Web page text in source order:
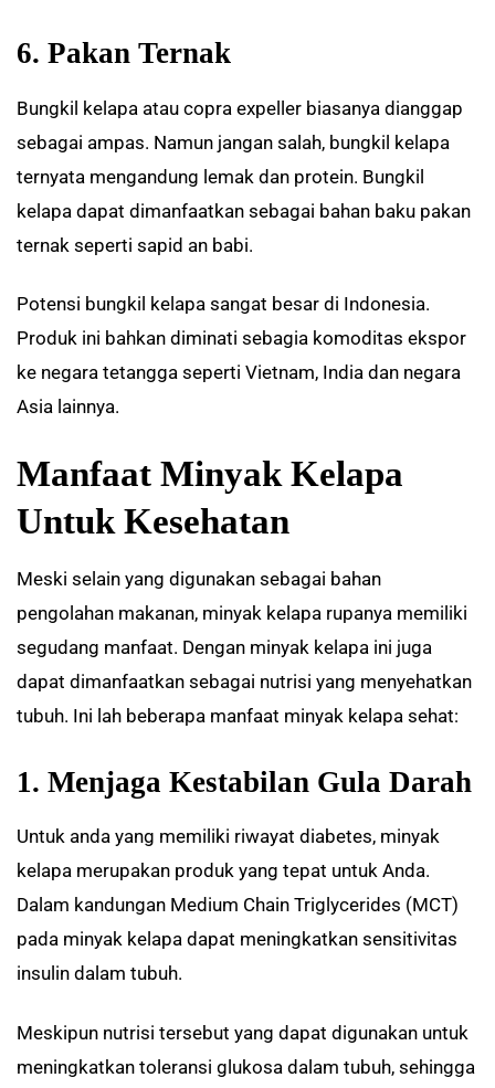
6. Pakan Ternak
Bungkil kelapa atau copra expeller biasanya dianggap
sebagai ampas. Namun jangan salah, bungkil kelapa
ternyata mengandung lemak dan protein. Bungkil
kelapa dapat dimanfaatkan sebagai bahan baku pakan
ternak seperti sapid an babi.
Potensi bungkil kelapa sangat besar di Indonesia.
Produk ini bahkan diminati sebagia komoditas ekspor
ke negara tetangga seperti Vietnam, India dan negara
Asia lainnya.
Manfaat Minyak Kelapa
Untuk Kesehatan
Meski selain yang digunakan sebagai bahan
pengolahan makanan, minyak kelapa rupanya memiliki
segudang manfaat. Dengan minyak kelapa ini juga
dapat dimanfaatkan sebagai nutrisi yang menyehatkan
tubuh. Ini lah beberapa manfaat minyak kelapa sehat:
1. Menjaga Kestabilan Gula Darah
Untuk anda yang memiliki riwayat diabetes, minyak
kelapa merupakan produk yang tepat untuk Anda.
Dalam kandungan Medium Chain Triglycerides (MCT)
pada minyak kelapa dapat meningkatkan sensitivitas
insulin dalam tubuh.
Meskipun nutrisi tersebut yang dapat digunakan untuk
meningkatkan toleransi glukosa dalam tubuh, sehingga